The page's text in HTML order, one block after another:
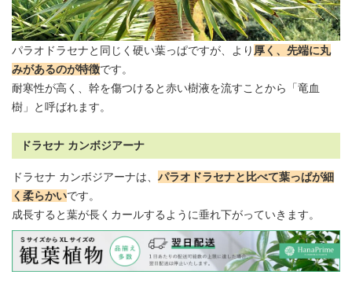
パラオドラセナと同じく硬い葉っぱですが、より 厚く、先端に丸
みがあるのが特徴です。
耐寒性が高く、幹を傷つけると赤い樹液を流すことから「竜血
樹」と呼ばれます。
ドラセナ カンボジアーナ
ドラセナ カンボジアーナは、 パラオドラセナと比べて葉っぱが細
く柔らかいです。
成長すると葉が長くカールするように垂れ下がっていきます。